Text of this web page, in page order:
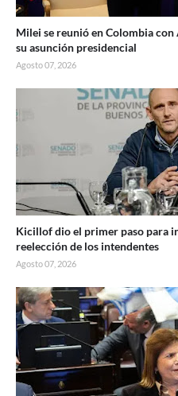
Milei se reunió en Colombia
su asunción presidencial
Agosto 07, 2026
Kicillof dio el primer paso para
reelección de los intendentes
Agosto 07, 2026